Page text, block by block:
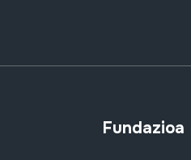
Fundazioa